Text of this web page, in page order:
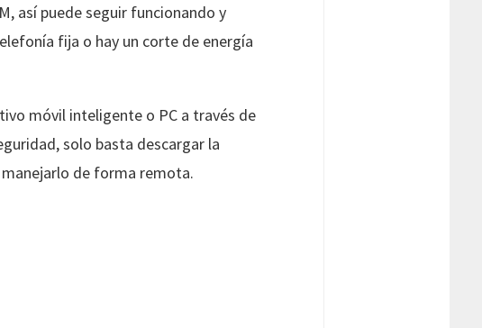
así puede seguir funcionando y
fija o hay un corte de energía
móvil inteligente o PC a través de
solo basta descargar la
de forma remota.